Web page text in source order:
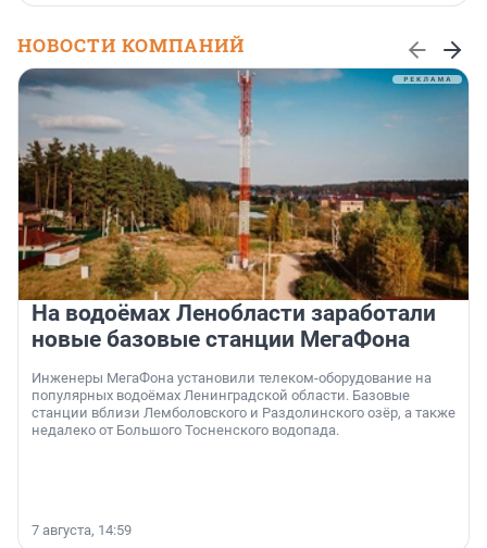
НОВОСТИ КОМПАНИЙ
На водоёмах Ленобласти заработали
новые базовые станции МегаФона
Инженеры МегаФона установили телеком-оборудование на
популярных водоёмах Ленинградской области. Базовые
станции вблизи Лемболовского и Раздолинского озёр, а также
недалеко от Большого Тосненского водопада.
7 августа, 14:59